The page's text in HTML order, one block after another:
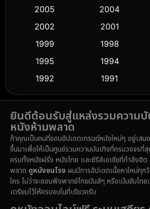
Cult Film
Dance เต้น
Detective สืบสวน
Disaster
Disney+
Documentary สารคดี
2005
2004
2002
2001
1999
1998
1995
1994
1992
1991
1989
1988
1985
1983
1981
1971
1962
ยินดีต้อนรับสู่แหล่งรวมความ
หนังห้ามพลาด
ถ้าคุณเป็นคนที่ชอบอัปเดตเทรนด์หนังใหม่ๆ อยู่เสม
ขึ้นมาเพื่อให้เป็นศูนย์รวมความบันเทิงที่ครบวงจรที่
ครบทั้งหนังฝรั่ง หนังไทย และซีรีส์เอเชียที่กำลังฮิต
พลาด ดูหนังชนโรง ผมมีการอัปเดตเนื้อหาใหม่ทุ
ใคร ไม่ว่าจะชอบฟังพากย์ไทยมันส์ๆ หรือเน้นซับไท
เตรียมไว้ให้ครบจบในที่เดียวครับ